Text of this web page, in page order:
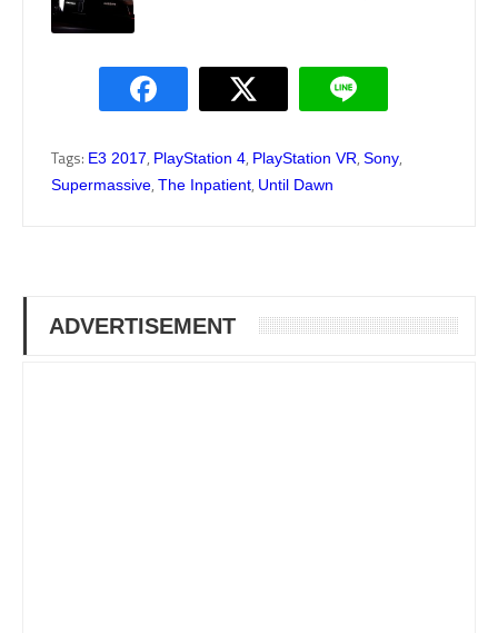
Tags: E3 2017, PlayStation 4, PlayStation VR, Sony,
Supermassive, The Inpatient, Until Dawn
ADVERTISEMENT